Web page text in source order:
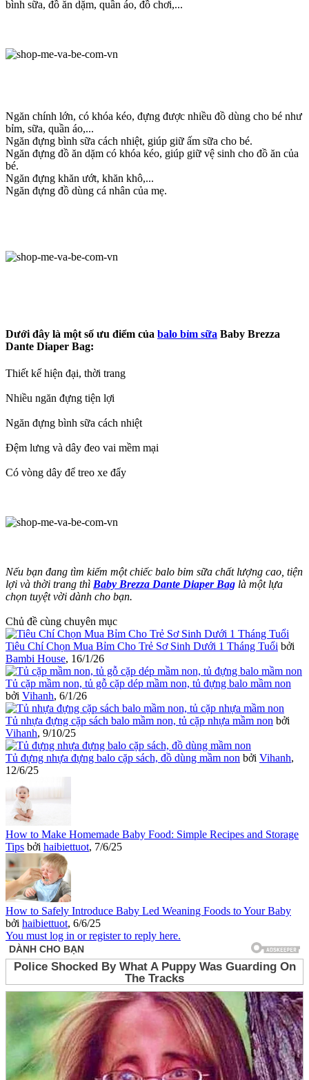
bình sữa, đồ ăn dặm, quần áo, đồ chơi,...
Ngăn chính lớn, có khóa kéo, đựng được nhiều đồ dùng cho bé như
bỉm, sữa, quần áo,...
Ngăn đựng bình sữa cách nhiệt, giúp giữ ấm sữa cho bé.
Ngăn đựng đồ ăn dặm có khóa kéo, giúp giữ vệ sinh cho đồ ăn của
bé.
Ngăn đựng khăn ướt, khăn khô,...
Ngăn đựng đồ dùng cá nhân của mẹ.
Dưới đây là một số ưu điểm của balo bỉm sữa Baby Brezza
Dante Diaper Bag:
Thiết kế hiện đại, thời trang
Nhiều ngăn đựng tiện lợi
Ngăn đựng bình sữa cách nhiệt
Đệm lưng và dây đeo vai mềm mại
Có vòng dây để treo xe đẩy
Nếu bạn đang tìm kiếm một chiếc balo bỉm sữa chất lượng cao, tiện
lợi và thời trang thì Baby Brezza Dante Diaper Bag là một lựa
chọn tuyệt vời dành cho bạn.
Chủ đề cùng chuyên mục
Tiêu Chí Chọn Mua Bỉm Cho Trẻ Sơ Sinh Dưới 1 Tháng Tuổi bởi
Bambi House, 16/1/26
Tủ cặp mầm non, tủ gỗ cặp dép mầm non, tủ đựng balo mầm non
bởi Vihanh, 6/1/26
Tủ nhựa đựng cặp sách balo mầm non, tủ cặp nhựa mầm non bởi
Vihanh, 9/10/25
Tủ đựng nhựa đựng balo cặp sách, đồ dùng mầm non bởi Vihanh,
12/6/25
How to Make Homemade Baby Food: Simple Recipes and Storage
Tips bởi haibiettuot, 7/6/25
How to Safely Introduce Baby Led Weaning Foods to Your Baby
bởi haibiettuot, 6/6/25
You must log in or register to reply here.